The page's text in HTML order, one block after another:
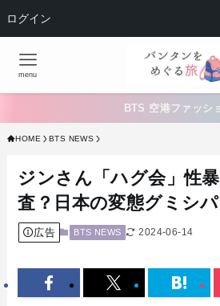
ログイン
menu
BTS 空港ファッシ
HOME BTS NEWS
ジンさん「ハグ会」性
査？日本の変態グミシ
広告 BTS NEWS 2024-06-14